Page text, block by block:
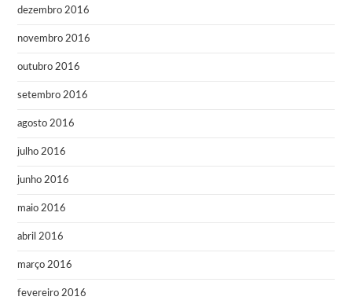
dezembro 2016
novembro 2016
outubro 2016
setembro 2016
agosto 2016
julho 2016
junho 2016
maio 2016
abril 2016
março 2016
fevereiro 2016